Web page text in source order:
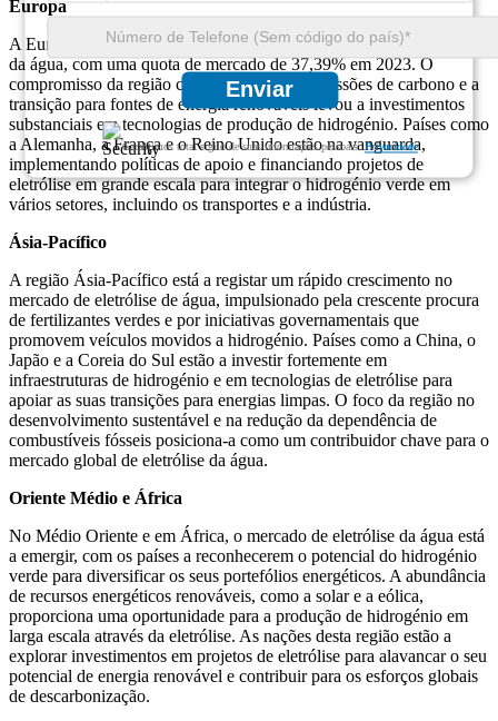
Enviar
Garantimos total sigilo de suas informações pessoais.Privacidade
Europa
A Europa é um interveniente significativo no mercado de eletrólise
da água, com uma quota de mercado de 37,39% em 2023. O
compromisso da região com a redução das emissões de carbono e a
transição para fontes de energia renováveis ​​levou a investimentos
substanciais em tecnologias de produção de hidrogénio. Países como
a Alemanha, a França e o Reino Unido estão na vanguarda,
implementando políticas de apoio e financiando projetos de
eletrólise em grande escala para integrar o hidrogénio verde em
vários setores, incluindo os transportes e a indústria.
Ásia-Pacífico
A região Ásia-Pacífico está a registar um rápido crescimento no
mercado de eletrólise de água, impulsionado pela crescente procura
de fertilizantes verdes e por iniciativas governamentais que
promovem veículos movidos a hidrogénio. Países como a China, o
Japão e a Coreia do Sul estão a investir fortemente em
infraestruturas de hidrogénio e em tecnologias de eletrólise para
apoiar as suas transições para energias limpas. O foco da região no
desenvolvimento sustentável e na redução da dependência de
combustíveis fósseis posiciona-a como um contribuidor chave para o
mercado global de eletrólise da água.
Oriente Médio e África
No Médio Oriente e em África, o mercado de eletrólise da água está
a emergir, com os países a reconhecerem o potencial do hidrogénio
verde para diversificar os seus portefólios energéticos. A abundância
de recursos energéticos renováveis, como a solar e a eólica,
proporciona uma oportunidade para a produção de hidrogénio em
larga escala através da eletrólise. As nações desta região estão a
explorar investimentos em projetos de eletrólise para alavancar o seu
potencial de energia renovável e contribuir para os esforços globais
de descarbonização.